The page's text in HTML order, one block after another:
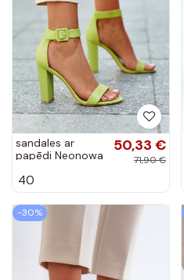
sandales ar
papēdi Neonowa
50,33 €
71,90 €
40
-30%